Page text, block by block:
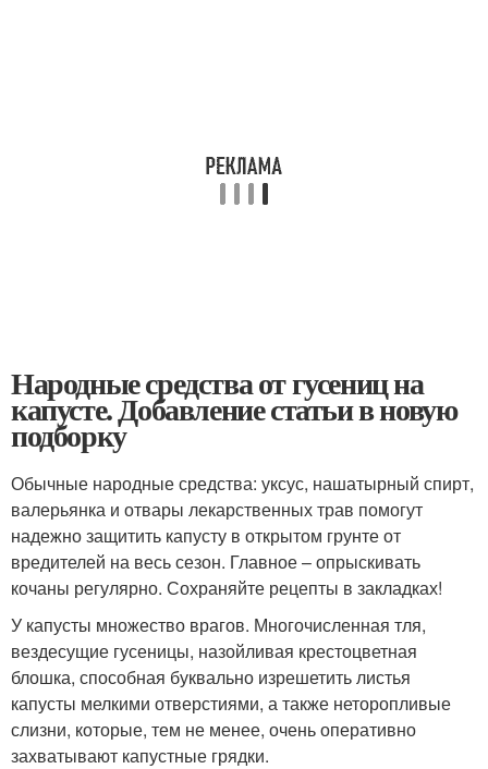
Народные средства от гусениц на
капусте. Добавление статьи в новую
подборку
Обычные народные средства: уксус, нашатырный спирт,
валерьянка и отвары лекарственных трав помогут
надежно защитить капусту в открытом грунте от
вредителей на весь сезон. Главное – опрыскивать
кочаны регулярно. Сохраняйте рецепты в закладках!
У капусты множество врагов. Многочисленная тля,
вездесущие гусеницы, назойливая крестоцветная
блошка, способная буквально изрешетить листья
капусты мелкими отверстиями, а также неторопливые
слизни, которые, тем не менее, очень оперативно
захватывают капустные грядки.